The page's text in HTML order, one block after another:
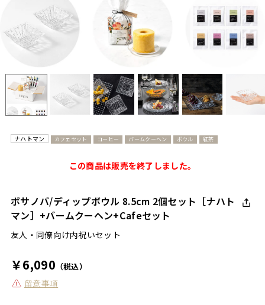
ナハトマン カフェセット コーヒー バームクーヘン ボウル 紅茶
ボサノバ/ディップボウル 8.5cm 2個セット［ナハト
マン］+バームクーヘン+Cafeセット
友人・同僚向け内祝いセット
￥6,090 （税込）
留意事項
この商品は販売を終了しました。